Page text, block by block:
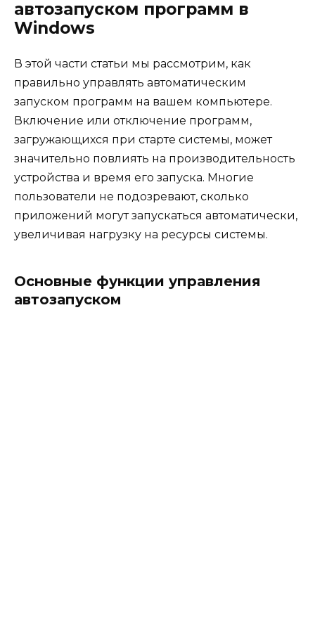
автозапуском программ в
Windows
В этой части статьи мы рассмотрим, как
правильно управлять автоматическим
запуском программ на вашем компьютере.
Включение или отключение программ,
загружающихся при старте системы, может
значительно повлиять на производительность
устройства и время его запуска. Многие
пользователи не подозревают, сколько
приложений могут запускаться автоматически,
увеличивая нагрузку на ресурсы системы.
Основные функции управления
автозапуском